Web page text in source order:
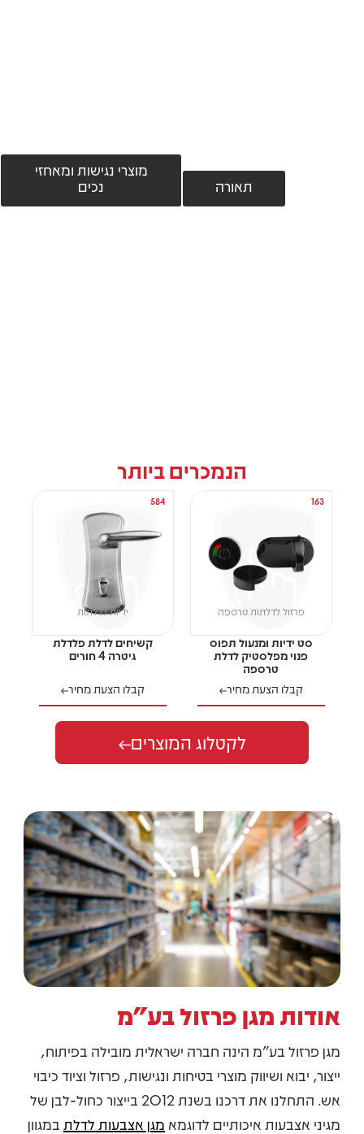
תאורה
מוצרי נגישות ומאחזי
נכים
הנמכרים ביותר
163
פרזול לדלתות טרספה
סט ידיות ומנעול תפוס
פנוי מפלסטיק לדלת
טרספה
קבלו הצעת מחיר
584
ידיות לדלתות
קשיחים לדלת פלדלת
גיטרה 4 חורים
קבלו הצעת מחיר
לקטלוג המוצרים
אודות מגן פרזול בע"מ
מגן פרזול בע"מ הינה חברה ישראלית מובילה בפיתוח,
ייצור, יבוא ושיווק מוצרי בטיחות ונגישות, פרזול וציוד כיבוי
אש. התחלנו את דרכנו בשנת 2012 בייצור כחול-לבן של
מגיני אצבעות איכותיים לדוגמא מגן אצבעות לדלתבמגוון